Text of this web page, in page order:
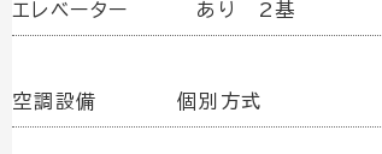
エレベーター あり 2基
空調設備 個別方式